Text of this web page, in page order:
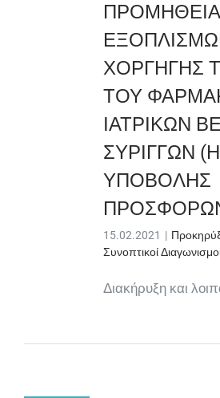
ΧΟΡΓΗΓΗΣ
ΤΟΥ
ΙΑΤΡΙΚΩΝ
ΣΥΡΙΓΓΩΝ
ΥΠΟΒΟΛΗΣ
ΠΡΟΣΦΟΡΩΝ
15.02.2021 |
Συνοπτικοί
Διακήρυξη και